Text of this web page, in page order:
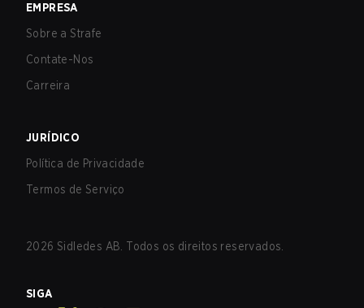
EMPRESA
Sobre a Strafe
Contate-Nos
Carreira
JURÍDICO
Política de Privacidade
Termos de Serviço
2026 Sidledes AB. Todos os direitos reservados.
SIGA